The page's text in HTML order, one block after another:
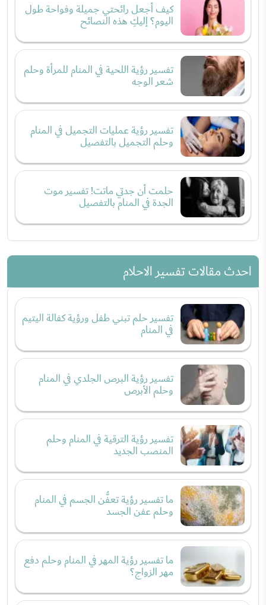
كيف أجعل رائحتي جميلة وفواحة طول
اليوم؟ إليكِ هذه النصائح
تفسير رؤية اللحية في المنام للمرأة وحلم
شعر الوجه
تفسير رؤية عمليات التجميل في المنام
وحلم التجميل بالتفصيل
حلمت أن جدتي ماتت! تفسير موت
الجدة في المنام بالتفصيل
احدث مقالات تفسير الاحلام
تفسير حلم تبني طفل ورؤية كفالة اليتيم
في المنام
تفسير رؤية البرص الجلدي في المنام
وحلم الأبرص
تفسير رؤية الترقية في المنام وحلم
المنصب الجديد
ما تفسير رؤية تعفُّن الجسم في المنام
وحلم عفن الجسد
ما تفسير رؤية المهر في المنام وحلم دفع
مهر الزواج؟